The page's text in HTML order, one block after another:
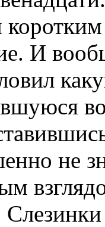
И
не